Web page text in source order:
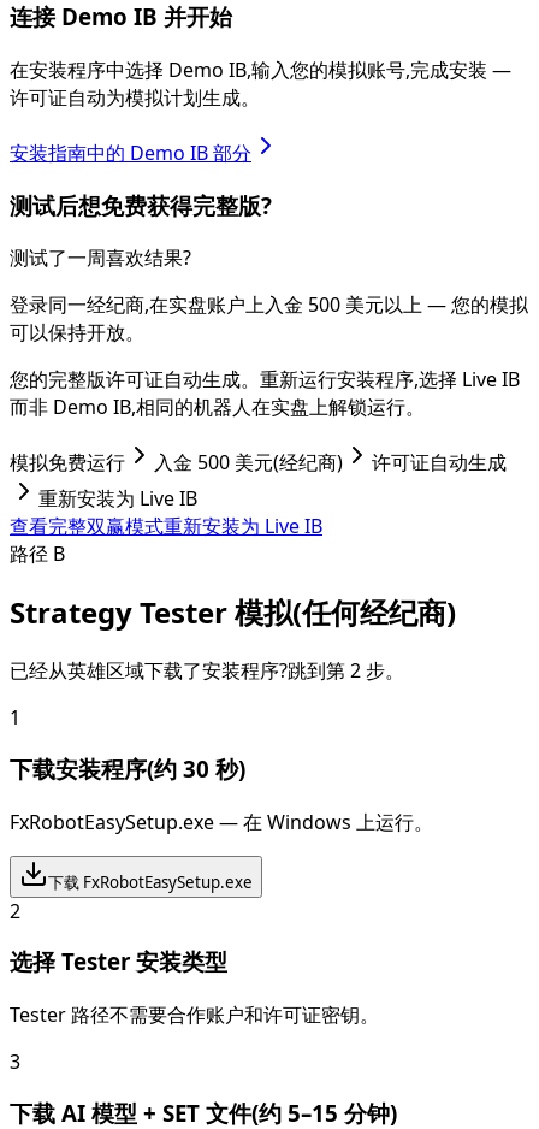
连接 Demo IB 并开始
在安装程序中选择 Demo IB,输入您的模拟账号,完成安装 —
许可证自动为模拟计划生成。
安装指南中的 Demo IB 部分
测试后想免费获得完整版?
测试了一周喜欢结果?
登录同一经纪商,在实盘账户上入金 500 美元以上 — 您的模拟
可以保持开放。
您的完整版许可证自动生成。重新运行安装程序,选择 Live IB
而非 Demo IB,相同的机器人在实盘上解锁运行。
模拟免费运行 入金 500 美元(经纪商)
许可证自动生成
重新安装为 Live IB
查看完整双赢模式重新安装为 Live IB
路径 B
Strategy Tester 模拟(任何经纪商)
已经从英雄区域下载了安装程序?跳到第 2 步。
1
下载安装程序(约 30 秒)
FxRobotEasySetup.exe — 在 Windows 上运行。
下载 FxRobotEasySetup.exe
2
选择 Tester 安装类型
Tester 路径不需要合作账户和许可证密钥。
3
下载 AI 模型 + SET 文件(约 5–15 分钟)